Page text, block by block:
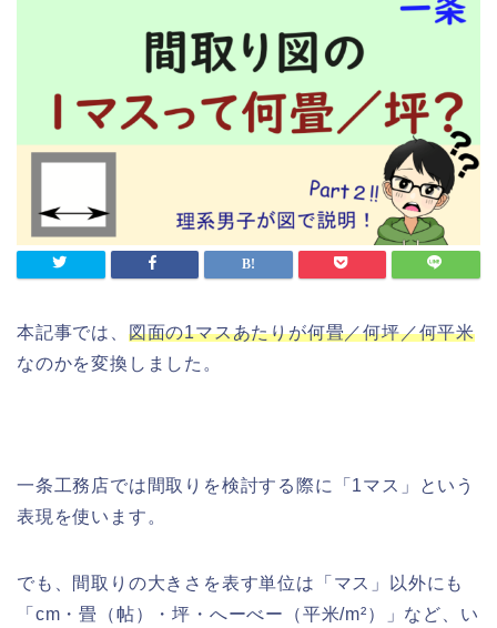
本記事では、 図面の1マスあたりが何畳／何坪／何平米
なのかを変換しました。
一条工務店では間取りを検討する際に「1マス」という
表現を使います。
でも、間取りの大きさを表す単位は「マス」以外にも
「cm・畳（帖）・坪・へーべー（平米/m²）」など、い